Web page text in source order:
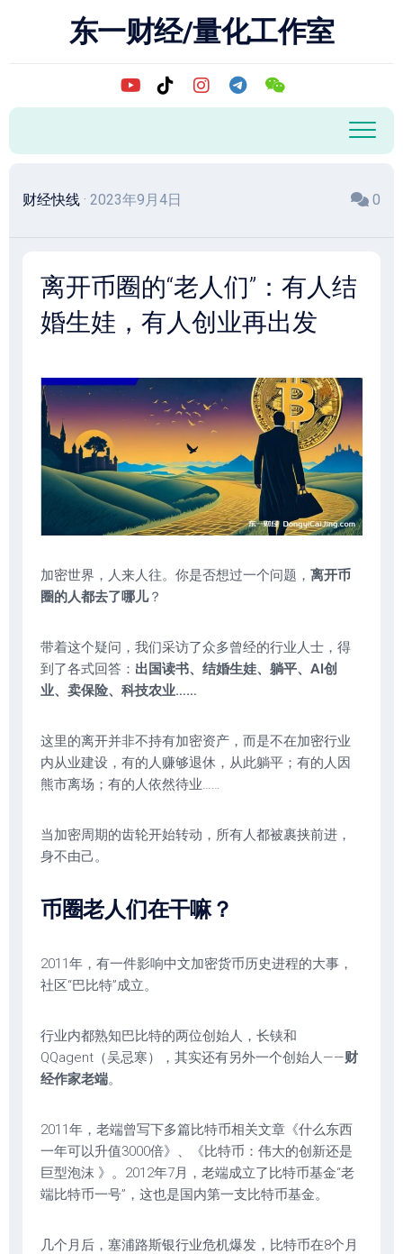
东一财经/量化工作室
财经快线 · 2023年9月4日 0
离开币圈的“老人们”：有人结
婚生娃，有人创业再出发
加密世界，人来人往。你是否想过一个问题， 离开币
圈的人都去了哪儿？
带着这个疑问，我们采访了众多曾经的行业人士，得
到了各式回答： 出国读书、结婚生娃、躺平、AI创
业、卖保险、科技农业……
这里的离开并非不持有加密资产，而是不在加密行业
内从业建设，有的人赚够退休，从此躺平；有的人因
熊市离场；有的人依然待业……
当加密周期的齿轮开始转动，所有人都被裹挟前进，
身不由己。
币圈老人们在干嘛？
2011年，有一件影响中文加密货币历史进程的大事，
社区“巴比特”成立。
行业内都熟知巴比特的两位创始人，长铗和
QQagent（吴忌寒），其实还有另外一个创始人——财
经作家老端。
2011年，老端曾写下多篇比特币相关文章《什么东西
一年可以升值3000倍》、《比特币：伟大的创新还是
巨型泡沫 》。2012年7月，老端成立了比特币基金“老
端比特币一号”，这也是国内第一支比特币基金。
几个月后，塞浦路斯银行业危机爆发，比特币在8个月